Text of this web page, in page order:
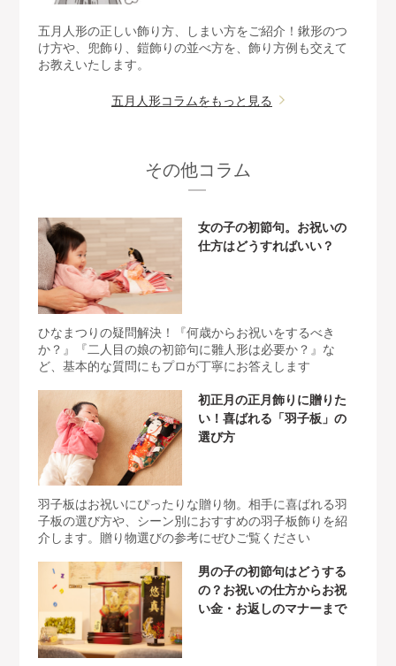
五月人形の正しい飾り方、しまい方をご紹介！鍬形のつ
け方や、兜飾り、鎧飾りの並べ方を、飾り方例も交えて
お教えいたします。
五月人形コラムをもっと見る
その他コラム
女の子の初節句。お祝いの
仕方はどうすればいい？
ひなまつりの疑問解決！『何歳からお祝いをするべき
か？』『二人目の娘の初節句に雛人形は必要か？』な
ど、基本的な質問にもプロが丁寧にお答えします
初正月の正月飾りに贈りた
い！喜ばれる「羽子板」の
選び方
羽子板はお祝いにぴったりな贈り物。相手に喜ばれる羽
子板の選び方や、シーン別におすすめの羽子板飾りを紹
介します。贈り物選びの参考にぜひご覧ください
男の子の初節句はどうする
の？お祝いの仕方からお祝
い金・お返しのマナーまで